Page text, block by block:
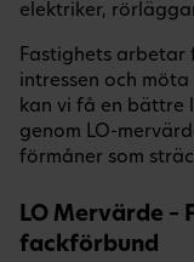
elektriker,
Fastighets
intressen och
kan vi få en bättre
genom LO-
förmåner som
LO Mervärde –
fackförbund